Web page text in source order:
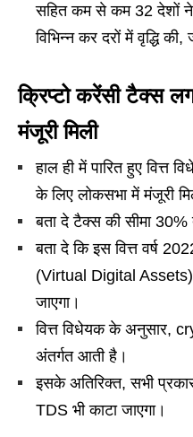
सहित कम से कम 32 देशों ने
विभिन्न कर दरों में वृद्धि
क्रिप्टो करेंसी टैक्स
मंजूरी मिली
हाल ही में पारित हुए वित्त
के लिए लोकसभा में मंजूरी
बता दे टैक्स की सीमा
बता दे कि इस वित्त वर्ष
(Virtual Digital
जाएगा।
वित्त विधेयक के अनुसार,
अंतर्गत आती है।
इसके अतिरिक्त, सभी
TDS भी काटा जाएगा।